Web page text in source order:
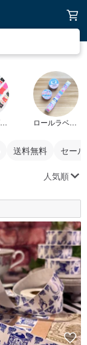
マスキングテープ ロールラベルシール
送料無料 セー
人気順